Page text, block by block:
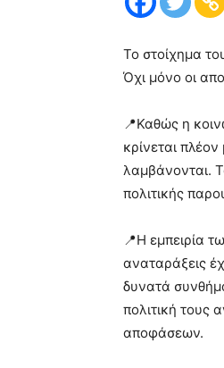
Το στοίχημα
Όχι μόνο οι
📍Καθώς η
κρίνεται
λαμβάνονται.
πολιτικής
📍Η εμπειρία
αναταράξεις
δυνατά
πολιτική τους
αποφάσεων.